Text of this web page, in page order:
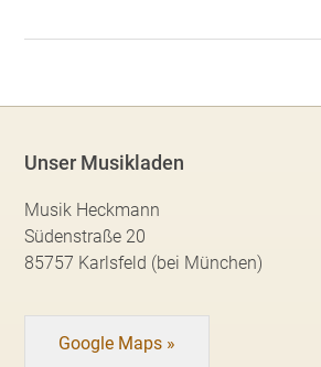
Unser Musikladen
Musik Heckmann
Südenstraße 20
85757 Karlsfeld (bei München)
Google Maps »